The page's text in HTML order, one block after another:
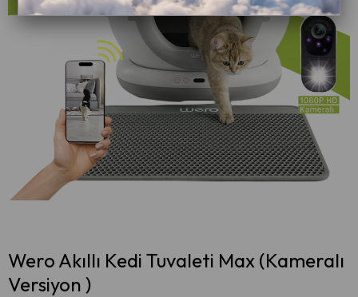
Wero Akıllı Kedi Tuvaleti Max (Kameralı
Versiyon )